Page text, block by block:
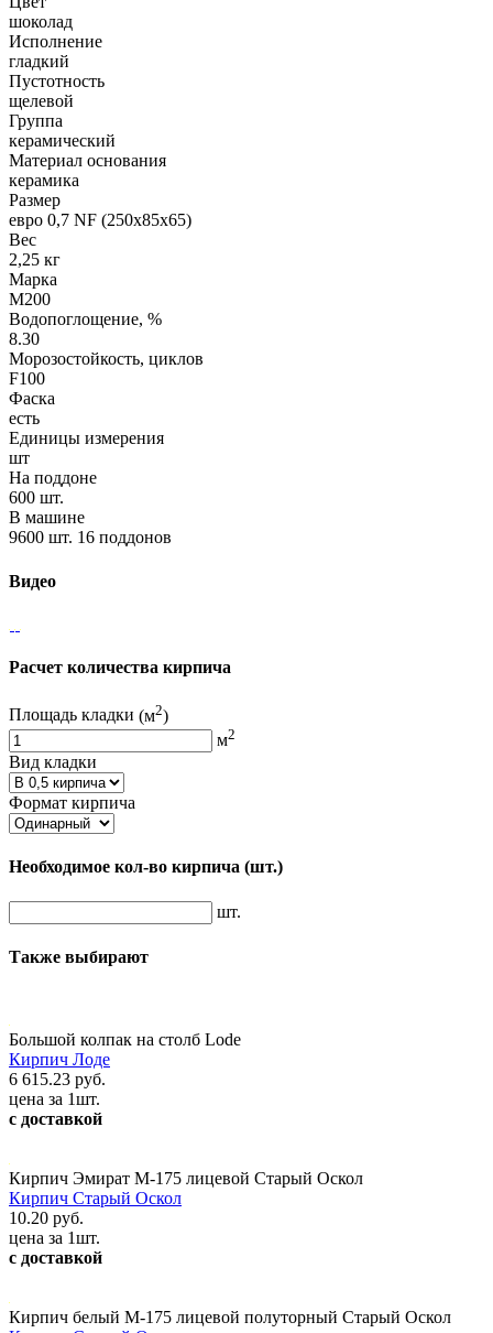
шоколад
Исполнение
гладкий
Пустотность
щелевой
Группа
керамический
Материал основания
керамика
Размер
евро 0,7 NF (250х85х65)
Вес
2,25 кг
Марка
М200
Водопоглощение, %
8.30
Морозостойкость, циклов
F100
Фаска
есть
Единицы измерения
шт
На поддоне
600 шт.
В машине
9600 шт. 16 поддонов
Видео
Расчет количества кирпича
Площадь кладки (м2)
м2
Вид кладки
Формат кирпича
Необходимое кол-во кирпича (шт.)
шт.
Также выбирают
Большой колпак на столб Lode
Кирпич Лоде
6 615.23 руб.
цена за 1шт.
с доставкой
Кирпич Эмират М-175 лицевой Старый Оскол
Кирпич Старый Оскол
10.20 руб.
цена за 1шт.
с доставкой
Кирпич белый М-175 лицевой полуторный Старый Оскол